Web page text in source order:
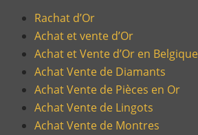
Rachat d’Or
Achat et vente d’Or
Achat et Vente d’Or en Belgique
Achat Vente de Diamants
Achat Vente de Pièces en Or
Achat Vente de Lingots
Achat Vente de Montres